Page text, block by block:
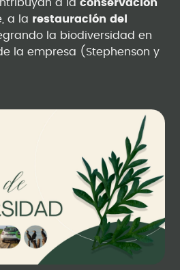
a laconservación
a la restauración del
la biodiversidad en
la empresa (Stephenson y